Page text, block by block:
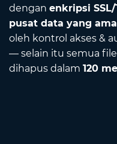
dengan enkripsi SSL/
pusat data yang
oleh kontrol akses &
— selain itu semua
dihapus dalam 120